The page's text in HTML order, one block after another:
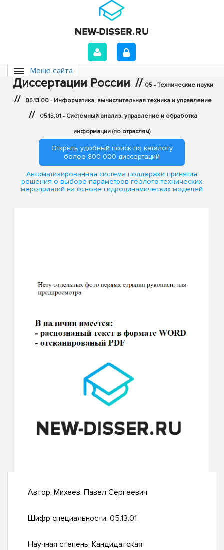
Меню сайта
Диссертации России // 05 - Технические науки
// 05.13.00 - Информатика, вычислительная техника и управление
// 05.13.01 - Системный анализ, управление и обработка
информации (по отраслям)
Открыть удобный поиск по каталогу
более 800 000 диссертаций
Автоматизированная система поддержки принятия
решения о выборе параметров геолого-технических
мероприятий на основе гидродинамических моделей
Автор: Михеев, Павел Сергеевич
Шифр специальности: 05.13.01
Научная степень: Кандидатская